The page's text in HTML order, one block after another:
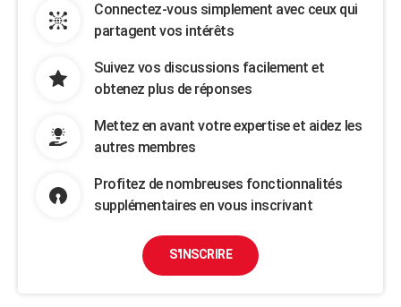
Connectez-vous simplement avec ceux qui
partagent vos intérêts
Suivez vos discussions facilement et
obtenez plus de réponses
Mettez en avant votre expertise et aidez les
autres membres
Profitez de nombreuses fonctionnalités
supplémentaires en vous inscrivant
S'INSCRIRE